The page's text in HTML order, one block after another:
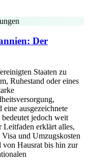
Der
Staaten zu
Ruhestand oder eines
ausgezeichnete
jedoch weit
Leitfaden erklärt alles,
und Umzugskosten
von Hausrat bis hin zur